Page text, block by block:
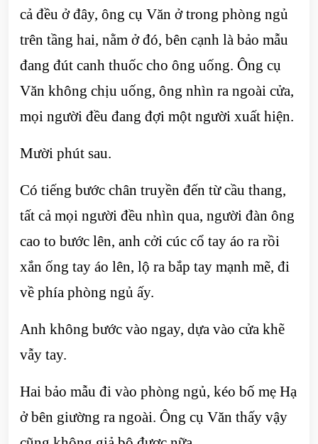
cả đều ở đây, ông cụ Văn ở trong phòng ngủ
trên tầng hai, nằm ở đó, bên cạnh là bảo mẫu
đang đút canh thuốc cho ông uống. Ông cụ
Văn không chịu uống, ông nhìn ra ngoài cửa,
mọi người đều đang đợi một người xuất hiện.
Mười phút sau.
Có tiếng bước chân truyền đến từ cầu thang,
tất cả mọi người đều nhìn qua, người đàn ông
cao to bước lên, anh cởi cúc cổ tay áo ra rồi
xắn ống tay áo lên, lộ ra bắp tay mạnh mẽ, đi
về phía phòng ngủ ấy.
Anh không bước vào ngay, dựa vào cửa khẽ
vẫy tay.
Hai bảo mẫu đi vào phòng ngủ, kéo bố mẹ Hạ
ở bên giường ra ngoài. Ông cụ Văn thấy vậy